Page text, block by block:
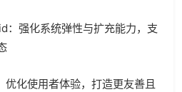
强化系统弹性与扩充能力，支
使用者体验，打造更友善且